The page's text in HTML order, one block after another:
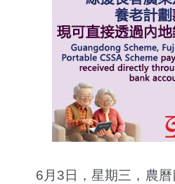
6月3日，星期三，農曆